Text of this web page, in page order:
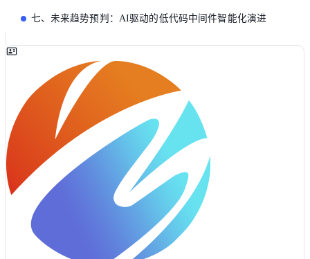
七、未来趋势预判：AI驱动的低代码中间件智能化演进